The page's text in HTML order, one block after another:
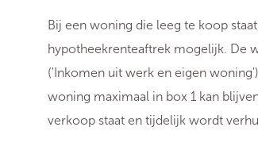
Bij een woning die leeg te koop
hypotheekrenteaftrek mogelijk. De
('Inkomen uit werk en eigen
woning maximaal in box 1 kan
verkoop staat en tijdelijk wordt